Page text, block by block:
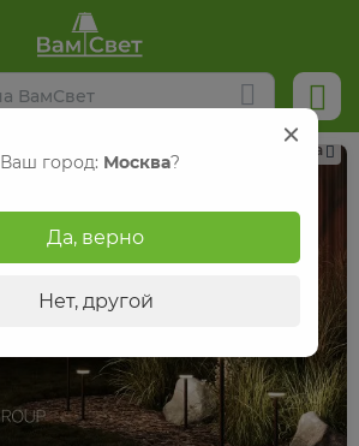
Реклама
Ваш город: Москва?
Да, верно
Нет, другой